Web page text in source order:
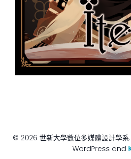
© 2026 世新大學數位多媒體設計學
WordPress and